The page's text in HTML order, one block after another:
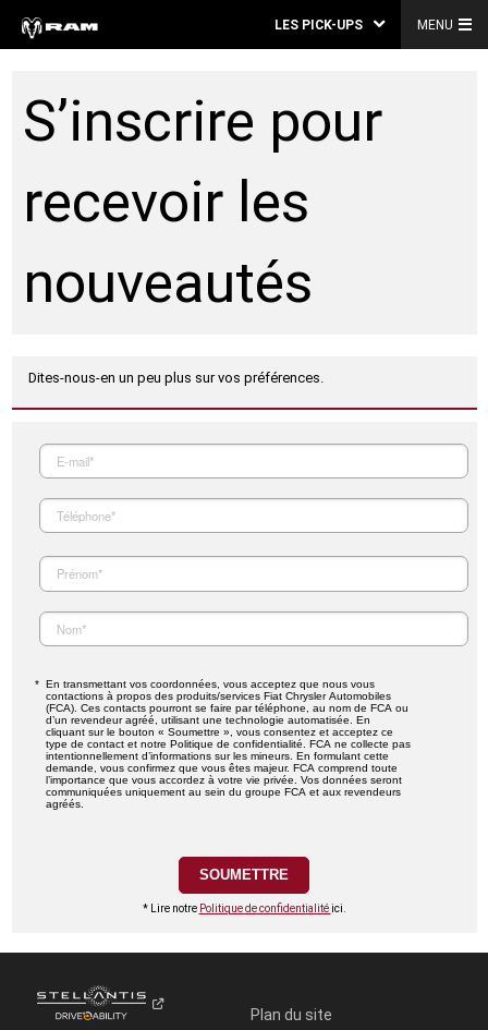
LES PICK-UPS MENU
S’inscrire pour
recevoir les
nouveautés
Dites-nous-en un peu plus sur vos préférences.
En transmettant vos coordonnées, vous acceptez que nous vous
contactions à propos des produits/services Fiat Chrysler Automobiles
(FCA). Ces contacts pourront se faire par téléphone, au nom de FCA ou
d’un revendeur agréé, utilisant une technologie automatisée. En
cliquant sur le bouton « Soumettre », vous consentez et acceptez ce
type de contact et notre Politique de confidentialité. FCA ne collecte pas
intentionnellement d’informations sur les mineurs. En formulant cette
demande, vous confirmez que vous êtes majeur. FCA comprend toute
l’importance que vous accordez à votre vie privée. Vos données seront
communiquées uniquement au sein du groupe FCA et aux revendeurs
agréés.
* Lire notre Politique de confidentialitéici.
Plan du site